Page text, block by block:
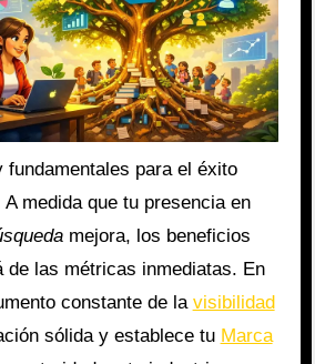
para el éxito
medida que tu presencia en
mejora, los beneficios
de las métricas inmediatas. En
constante de la visibilidad
sólida y establece tu Marca